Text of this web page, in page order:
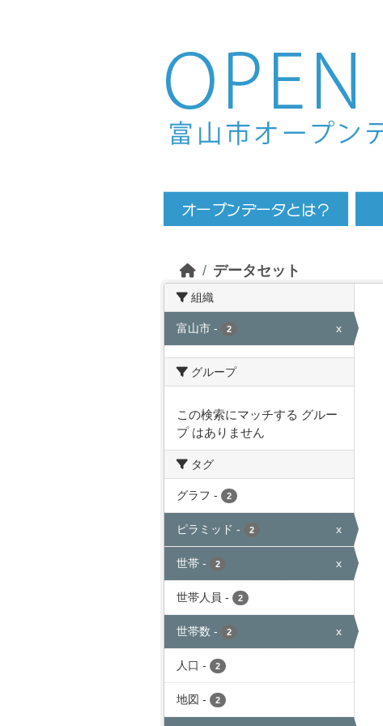
Skip to main content
データセット
組織
富山市 - 2 x
グループ
この検索にマッチする グルー
プ はありません
タグ
グラフ - 2
ピラミッド - 2 x
世帯 - 2 x
世帯人員 - 2
世帯数 - 2 x
人口 - 2
地図 - 2